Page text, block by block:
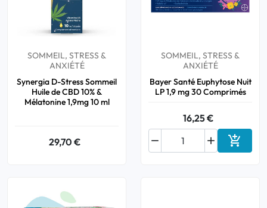
SOMMEIL, STRESS &
ANXIÉTÉ
Synergia D-Stress Sommeil
Huile de CBD 10% &
Mélatonine 1,9mg 10 ml
29,70 €
SOMMEIL, STRESS &
ANXIÉTÉ
Bayer Santé Euphytose Nuit
LP 1,9 mg 30 Comprimés
16,25 €

 